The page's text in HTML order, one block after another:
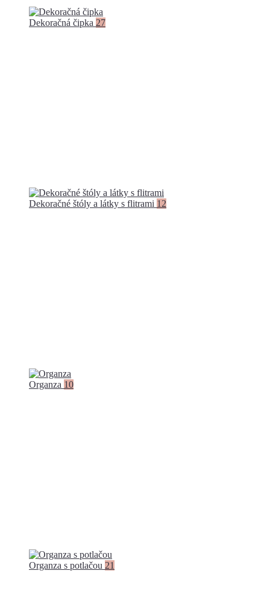
Dekoračná čipka 27
Dekoračné štóly a látky s flitrami 12
Organza 10
Organza s potlačou 21